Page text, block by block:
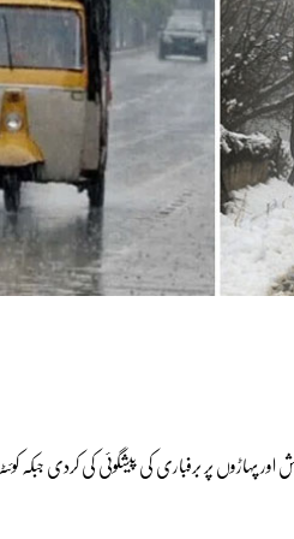
پر برفباری کی پیشگوئی کی کردی جبکہ